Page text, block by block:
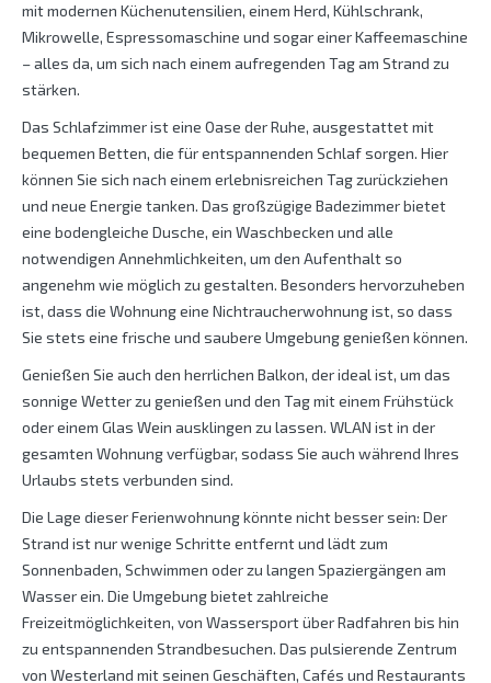
mit modernen Küchenutensilien, einem Herd, Kühlschrank,
Mikrowelle, Espressomaschine und sogar einer Kaffeemaschine
– alles da, um sich nach einem aufregenden Tag am Strand zu
stärken.
Das Schlafzimmer ist eine Oase der Ruhe, ausgestattet mit
bequemen Betten, die für entspannenden Schlaf sorgen. Hier
können Sie sich nach einem erlebnisreichen Tag zurückziehen
und neue Energie tanken. Das großzügige Badezimmer bietet
eine bodengleiche Dusche, ein Waschbecken und alle
notwendigen Annehmlichkeiten, um den Aufenthalt so
angenehm wie möglich zu gestalten. Besonders hervorzuheben
ist, dass die Wohnung eine Nichtraucherwohnung ist, so dass
Sie stets eine frische und saubere Umgebung genießen können.
Genießen Sie auch den herrlichen Balkon, der ideal ist, um das
sonnige Wetter zu genießen und den Tag mit einem Frühstück
oder einem Glas Wein ausklingen zu lassen. WLAN ist in der
gesamten Wohnung verfügbar, sodass Sie auch während Ihres
Urlaubs stets verbunden sind.
Die Lage dieser Ferienwohnung könnte nicht besser sein: Der
Strand ist nur wenige Schritte entfernt und lädt zum
Sonnenbaden, Schwimmen oder zu langen Spaziergängen am
Wasser ein. Die Umgebung bietet zahlreiche
Freizeitmöglichkeiten, von Wassersport über Radfahren bis hin
zu entspannenden Strandbesuchen. Das pulsierende Zentrum
von Westerland mit seinen Geschäften, Cafés und Restaurants